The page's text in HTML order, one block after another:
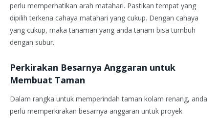
perlu memperhatikan arah matahari. Pastikan tempat yang
dipilih terkena cahaya matahari yang cukup. Dengan cahaya
yang cukup, maka tanaman yang anda tanam bisa tumbuh
dengan subur.
Perkirakan Besarnya Anggaran untuk
Membuat Taman
Dalam rangka untuk memperindah taman kolam renang, anda
perlu memperkirakan besarnya anggaran untuk proyek